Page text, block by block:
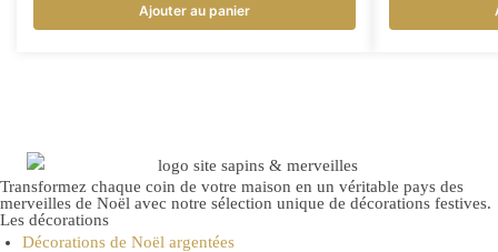
Ajouter au panier
Transformez chaque coin de votre maison en un véritable pays des
merveilles de Noël avec notre sélection unique de décorations festives.
Les décorations
Décorations de Noël argentées